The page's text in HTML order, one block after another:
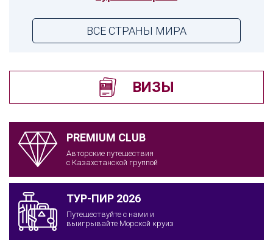
ВСЕ СТРАНЫ МИРА
ВИЗЫ
PREMIUM CLUB
Авторские путешествия
с Казахстанской группой
ТУР-ПИР 2026
Путешествуйте с нами и
выигрывайте Морской круиз